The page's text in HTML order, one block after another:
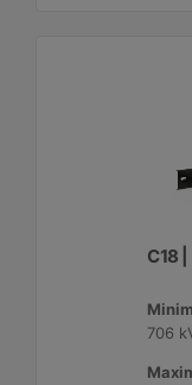
C18
706